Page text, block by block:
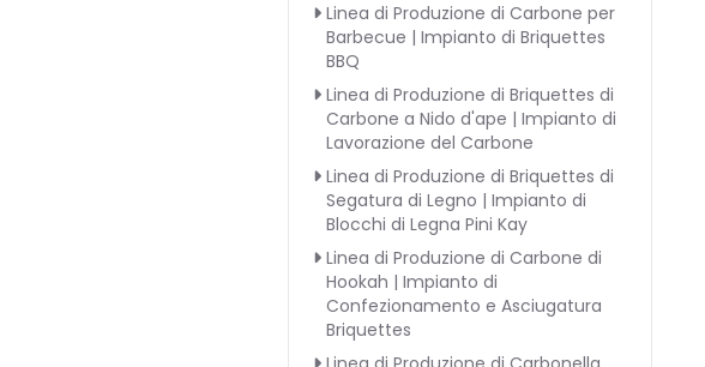
Linea di Produzione di Carbone per
Barbecue | Impianto di Briquettes
BBQ
Linea di Produzione di Briquettes di
Carbone a Nido d'ape | Impianto di
Lavorazione del Carbone
Linea di Produzione di Briquettes di
Segatura di Legno | Impianto di
Blocchi di Legna Pini Kay
Linea di Produzione di Carbone di
Hookah | Impianto di
Confezionamento e Asciugatura
Briquettes